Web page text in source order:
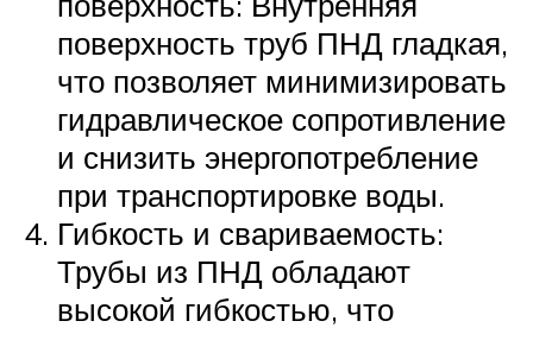
поверхность труб ПНД гладкая,
что позволяет минимизировать
гидравлическое сопротивление
и снизить энергопотребление
при транспортировке воды.
Гибкость и свариваемость:
Трубы из ПНД обладают
высокой гибкостью, что